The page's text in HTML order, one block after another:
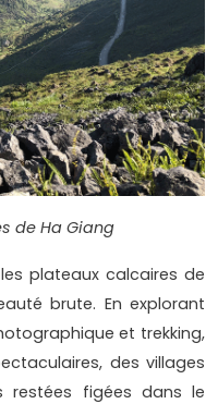
de Ha Giang
plateaux calcaires de
brute. En explorant
et trekking,
des villages
restées figées dans le